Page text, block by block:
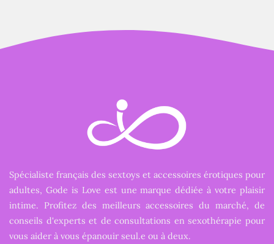
Spécialiste français des sextoys et accessoires érotiques pour
adultes, Gode is Love est une marque dédiée à votre plaisir
intime. Profitez des meilleurs accessoires du marché, de
conseils d'experts et de consultations en sexothérapie pour
vous aider à vous épanouir seul.e ou à deux.